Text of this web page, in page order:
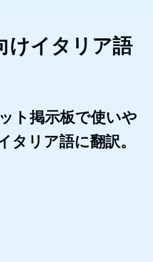
けイタリア語
ト掲示板で使いや
タリア語に翻訳。